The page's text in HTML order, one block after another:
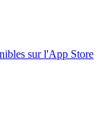
sur l'App Store